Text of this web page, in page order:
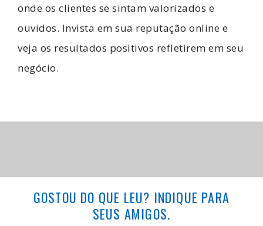
onde os clientes se sintam valorizados e
ouvidos. Invista em sua reputação online e
veja os resultados positivos refletirem em seu
negócio.
GOSTOU DO QUE LEU? INDIQUE PARA
SEUS AMIGOS.